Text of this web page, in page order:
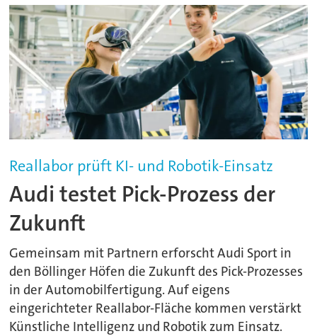
Reallabor prüft KI- und Robotik-Einsatz
Audi testet Pick-Prozess der
Zukunft
Gemeinsam mit Partnern erforscht Audi Sport in
den Böllinger Höfen die Zukunft des Pick-Prozesses
in der Automobilfertigung. Auf eigens
eingerichteter Reallabor-Fläche kommen verstärkt
Künstliche Intelligenz und Robotik zum Einsatz.